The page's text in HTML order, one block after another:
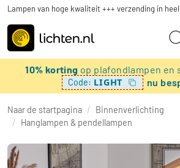
Lampen van hoge kwaliteit +++ verzending in
10% korting op plafondlampen en
Code: LIGHT nu
Naar de startpagina / Binnenverlichting
/ Hanglampen & pendellampen